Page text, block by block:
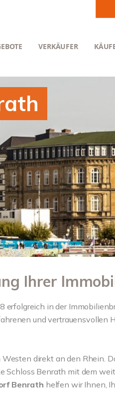
VERKÄUFER
Ihrer
erfolgreich in der
und vertrauensvollen
direkt an den Rhein.
Schloss Benrath mit dem
Benrath helfen wir Ihnen,